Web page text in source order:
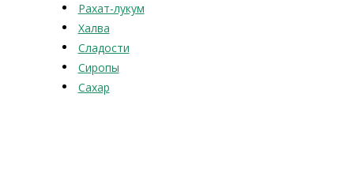
Рахат-лукум
Халва
Сладости
Сиропы
Сахар